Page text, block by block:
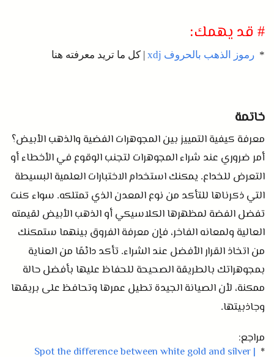
# قد يهمك:
* رموز الذهب بالحروف xdj | كل ما تريد معرفته هنا
خاتمة
معرفة كيفية التمييز بين المجوهرات الفضية والذهب الأبيض؟
أمر ضروري عند شراء المجوهرات لتجنب الوقوع في الأخطاء أو
التعرض للخداع. يمكنك استخدام الاختبارات العلمية البسيطة
التي ذكرناها للتأكد من نوع المعدن الذي تمتلكه. سواء كنت
تفضل الفضة لمظهرها الكلاسيكي أو الذهب الأبيض لقيمته
العالية ولمعانه الفاخر، فإن معرفة الفروق بينهما ستمكنك
من اتخاذ القرار الأفضل عند الشراء. تأكد دائمًا من العناية
بمجوهراتك بالطريقة الصحيحة للحفاظ عليها بأفضل حالة
ممكنة، لأن الصيانة الجيدة تطيل عمرها وتحافظ على بريقها
وجاذبيتها.
مراجع:
*
Spot the difference between white gold and silver |